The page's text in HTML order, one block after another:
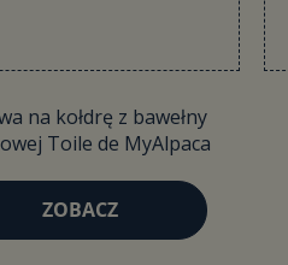
na kołdrę z bawełny
Toile de MyAlpaca
ZOBACZ